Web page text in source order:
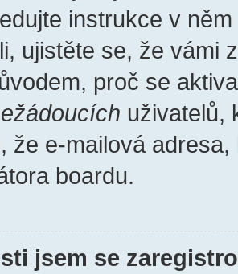
instrukce v
ujistěte se, že vámi
proč se
uživatelů,
že e-mailová
boardu.
jsem se